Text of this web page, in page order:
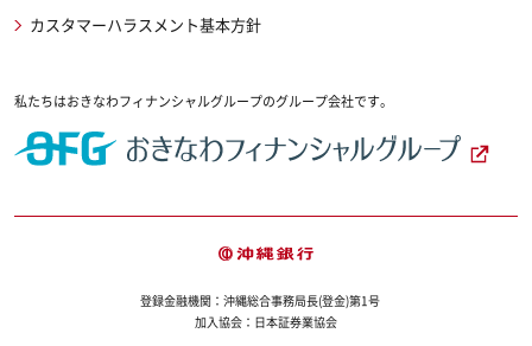
私たちはおきなわフィナンシャルグループのグループ会社です。
カスタマーハラスメント基本方針
登録金融機関：沖縄総合事務局長(登金)第1号
加入協会：日本証券業協会